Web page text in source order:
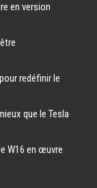
en version
redéfinir le
que le Tesla
W16 en œuvre